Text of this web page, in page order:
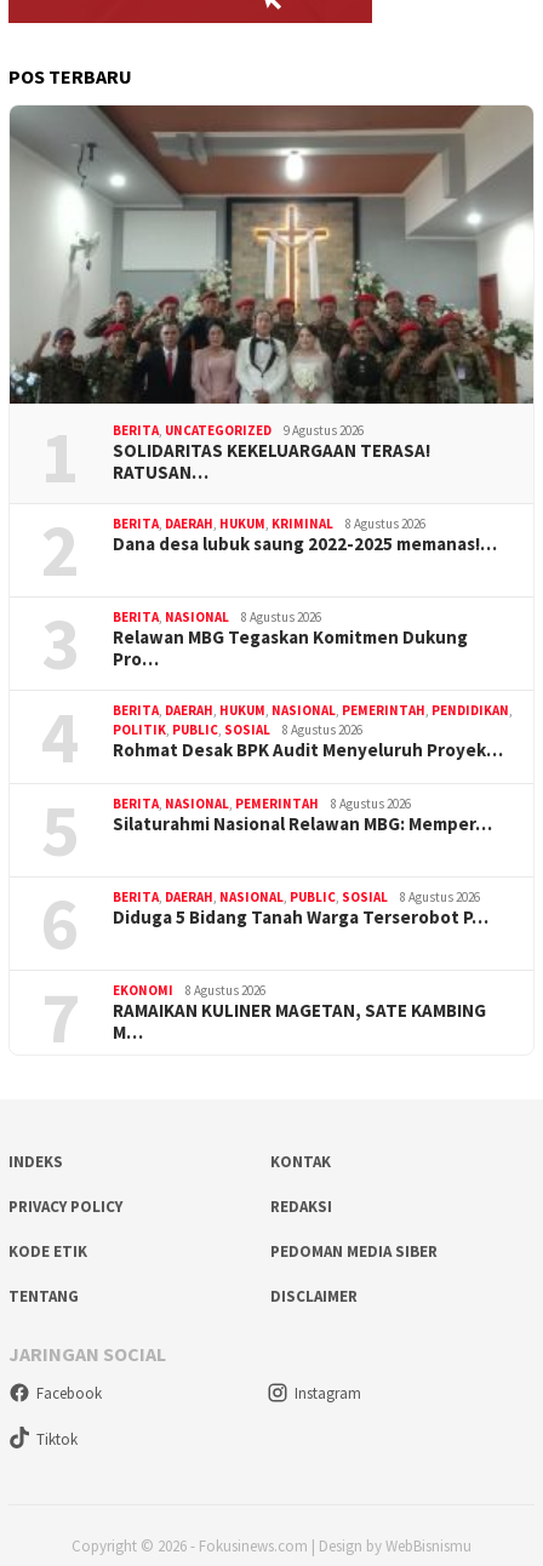
POS TERBARU
1 BERITA, UNCATEGORIZED 9 Agustus 2026
SOLIDARITAS KEKELUARGAAN TERASA!
RATUSAN…
2 BERITA, DAERAH, HUKUM, KRIMINAL 8 Agustus 2026
Dana desa lubuk saung 2022-2025 memanas!…
3 BERITA, NASIONAL 8 Agustus 2026
Relawan MBG Tegaskan Komitmen Dukung
Pro…
4 BERITA, DAERAH, HUKUM, NASIONAL, PEMERINTAH, PENDIDIKAN,
POLITIK, PUBLIC, SOSIAL 8 Agustus 2026
Rohmat Desak BPK Audit Menyeluruh Proyek…
5 BERITA, NASIONAL, PEMERINTAH 8 Agustus 2026
Silaturahmi Nasional Relawan MBG: Memper…
6 BERITA, DAERAH, NASIONAL, PUBLIC, SOSIAL 8 Agustus 2026
Diduga 5 Bidang Tanah Warga Terserobot P…
7 EKONOMI 8 Agustus 2026
RAMAIKAN KULINER MAGETAN, SATE KAMBING
M…
INDEKS KONTAK
PRIVACY POLICY REDAKSI
KODE ETIK PEDOMAN MEDIA SIBER
TENTANG DISCLAIMER
JARINGAN SOCIAL
Facebook Instagram
Tiktok
Copyright © 2026 - Fokusinews.com | Design by WebBisnismu